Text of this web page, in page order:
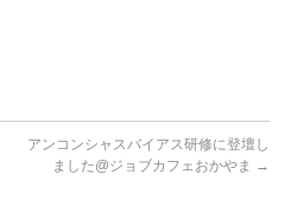
アンコンシャスバイアス研修に登壇し
ました@ジョブカフェおかやま →